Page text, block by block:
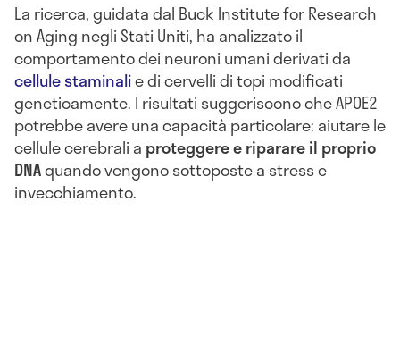
La ricerca, guidata dal Buck Institute for Research
on Aging negli Stati Uniti, ha analizzato il
comportamento dei neuroni umani derivati da
cellule staminalie di cervelli di topi modificati
geneticamente. I risultati suggeriscono che APOE2
potrebbe avere una capacità particolare: aiutare le
cellule cerebrali a proteggere e riparare il proprio
DNAquando vengono sottoposte a stress e
invecchiamento.